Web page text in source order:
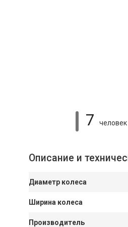
7 человек
Описание и
Диаметр колеса
Ширина колеса
Производитель